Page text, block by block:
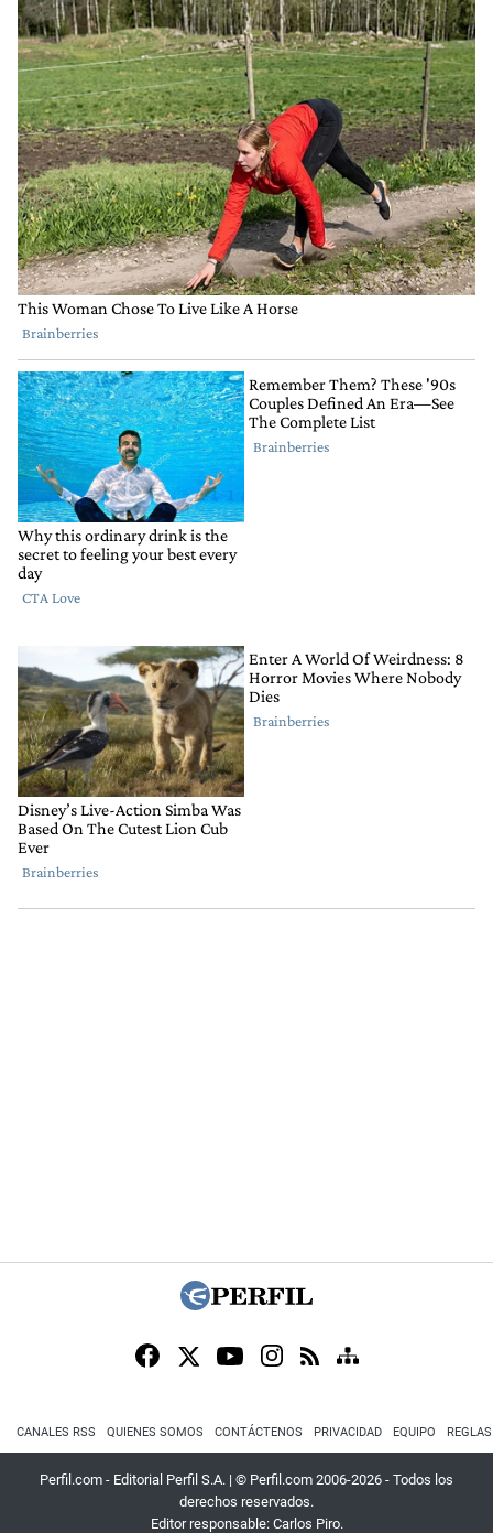
CANALES RSS QUIENES SOMOS CONTÁCTENOS PRIVACIDAD EQUIPO
Perfil.com - Editorial Perfil S.A. | © Perfil.com 2006-2026 - Todos los
derechos reservados.
Editor responsable: Carlos Piro.